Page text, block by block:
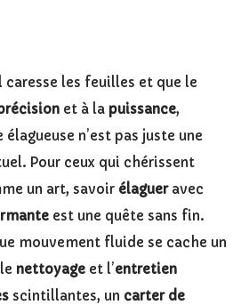
caresse les feuilles et que le
et à la puissance,
élagueuse n’est pas juste une
Pour ceux qui chérissent
un art, savoir élagueravec
est une quête sans fin.
mouvement fluide se cache un
nettoyage et l’entretien
scintillantes, un carter de